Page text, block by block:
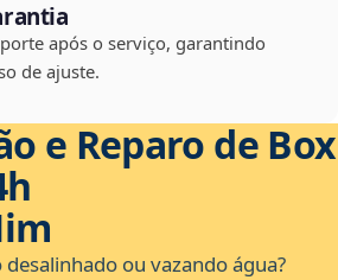
após o serviço, garantindo
de ajuste.
e Reparo de Box
ou vazando água?